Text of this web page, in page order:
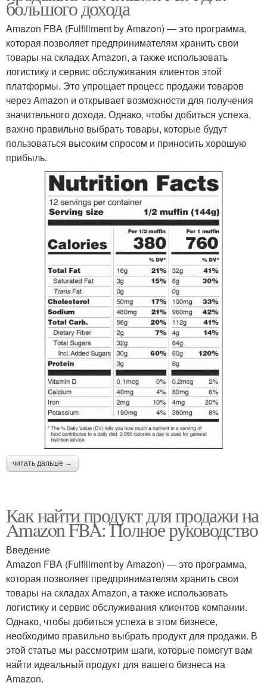
большого дохода
Amazon FBA (Fulfillment by Amazon) — это программа,
которая позволяет предпринимателям хранить свои
товары на складах Amazon, а также использовать
логистику и сервис обслуживания клиентов этой
платформы. Это упрощает процесс продажи товаров
через Amazon и открывает возможности для получения
значительного дохода. Однако, чтобы добиться успеха,
важно правильно выбрать товары, которые будут
пользоваться высоким спросом и приносить хорошую
прибыль.
читать дальше →
Как найти продукт для продажи на
Amazon FBA: Полное руководство
Введение
Amazon FBA (Fulfillment by Amazon) — это программа,
которая позволяет предпринимателям хранить свои
товары на складах Amazon, а также использовать
логистику и сервис обслуживания клиентов компании.
Однако, чтобы добиться успеха в этом бизнесе,
необходимо правильно выбрать продукт для продажи. В
этой статье мы рассмотрим шаги, которые помогут вам
найти идеальный продукт для вашего бизнеса на
Amazon.